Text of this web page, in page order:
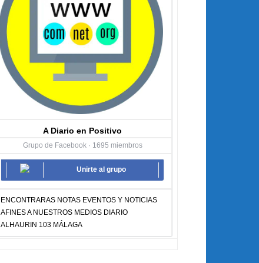
A Diario en Positivo
Grupo de Facebook · 1695 miembros
Unirte al grupo
ENCONTRARAS NOTAS EVENTOS Y NOTICIAS
AFINES A NUESTROS MEDIOS DIARIO
ALHAURIN 103 MÁLAGA